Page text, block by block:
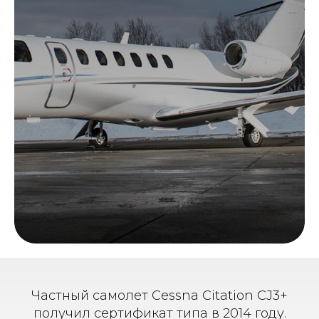
Частный самолет Cessna Citation CJ3+
получил сертификат типа в 2014 году.